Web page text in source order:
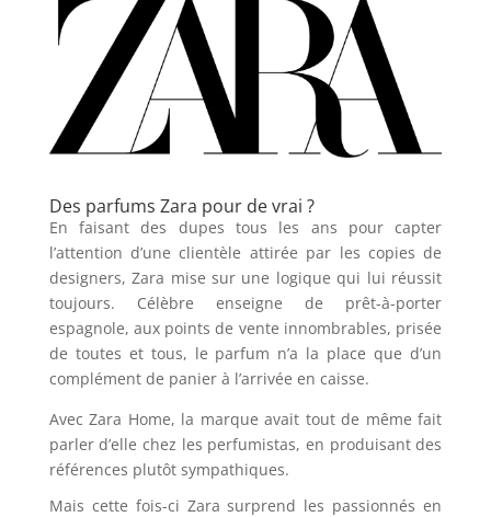
Des parfums Zara pour de vrai ?
En faisant des dupes tous les ans pour capter
l’attention d’une clientèle attirée par les copies de
designers, Zara mise sur une logique qui lui réussit
toujours. Célèbre enseigne de prêt-à-porter
espagnole, aux points de vente innombrables, prisée
de toutes et tous, le parfum n’a la place que d’un
complément de panier à l’arrivée en caisse.
Avec Zara Home, la marque avait tout de même fait
parler d’elle chez les perfumistas, en produisant des
références plutôt sympathiques.
Mais cette fois-ci Zara surprend les passionnés en